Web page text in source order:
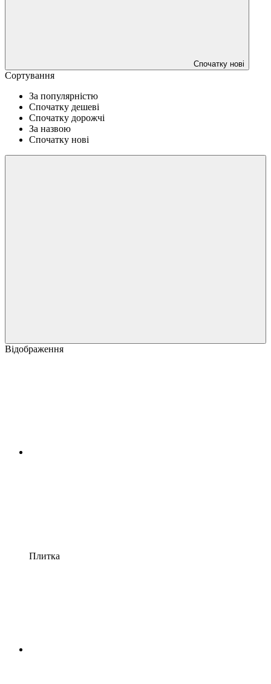
Спочатку нові
Сортування
За популярністю
Спочатку дешеві
Спочатку дорожчі
За назвою
Спочатку нові
Відображення
Плитка